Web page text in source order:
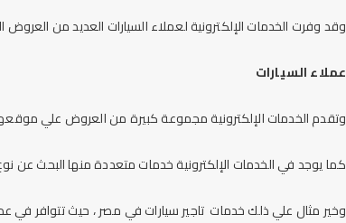
وقد وفرت الخدمات الإلكترونية لعملاء السيارات العديد من العروض
عملاء السيارات
وتقدم الخدمات الإلكترونية مجموعة كبيرة من العروض علي
كما يوجد في الخدمات الإلكترونية خدمات متعددة منها البحث عن
وخير مثال علي ذلك خدمات تاجير سيارات في مصر ، حيث تتوافر